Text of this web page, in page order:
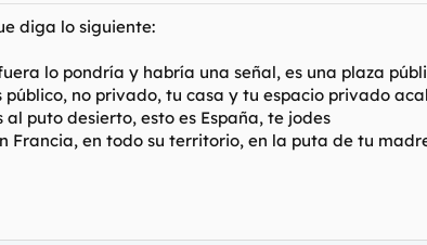
diga lo siguiente:
lo pondría y habría una señal, es una plaza
público, no privado, tu casa y tu espacio privado
puto desierto, esto es España, te jodes
Francia, en todo su territorio, en la puta de tu